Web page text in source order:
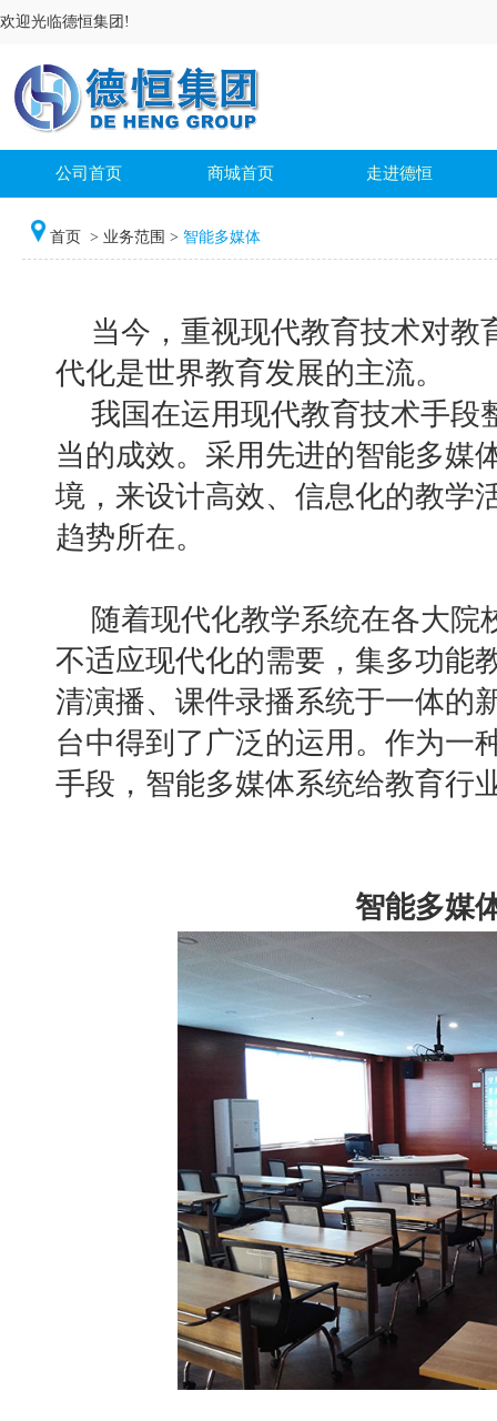
欢迎光临德恒集团!
公司首页 商城首页 走进德恒
首页 > 业务范围 > 智能多媒体
当今，重视现代教育技术对教
代化是世界教育发展的主流。
我国在运用现代教育技术手段
当的成效。采用先进的智能多媒
境，来设计高效、信息化的教学
趋势所在。
随着现代化教学系统在各大
不适应现代化的需要，集多功能
清演播、课件录播系统于一体的
台中得到了广泛的运用。作为一
手段，智能多媒体系统给教育行
智能多媒